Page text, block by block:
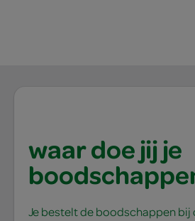
waar doe jij je
Je bestelt de boodschappen bij